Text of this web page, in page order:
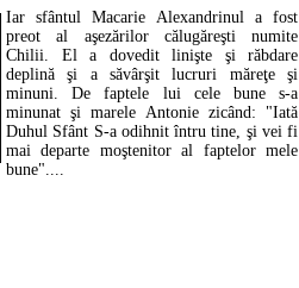
Iar sfântul Macarie Alexandrinul a fost
preot al aşezărilor călugăreşti numite
Chilii. El a dovedit linişte şi răbdare
deplină şi a săvârşit lucruri măreţe şi
minuni. De faptele lui cele bune s-a
minunat şi marele Antonie zicând: "Iată
Duhul Sfânt S-a odihnit întru tine, şi vei fi
mai departe moştenitor al faptelor mele
bune"....